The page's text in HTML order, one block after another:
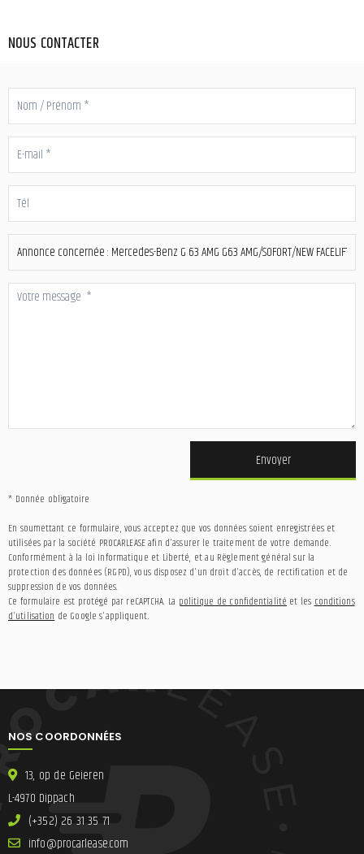
NOUS CONTACTER
Envoyer
* Donnée obligatoire
En soumettant ce formulaire, vous acceptez que vos données soient enregistrées et
utilisées par la société PROCARLEASE afin d'assurer le traitement de votre demande.
Conformément à la loi Informatique et Liberté, et au Règlement général sur la
protection des données (RGPD), vous disposez d'un droit d'accès, de rectification et de
suppression de vos données.
Ce formulaire est protégé par reCAPTCHA. La politique de confidentialité et les conditions
d'utilisation de Google s'appliquent.
NOS COORDONNÉES
13, op de Geieren
L-4970 Dippach
(+352) 26 31 35 71
moc.esae
lracorp@of
ni